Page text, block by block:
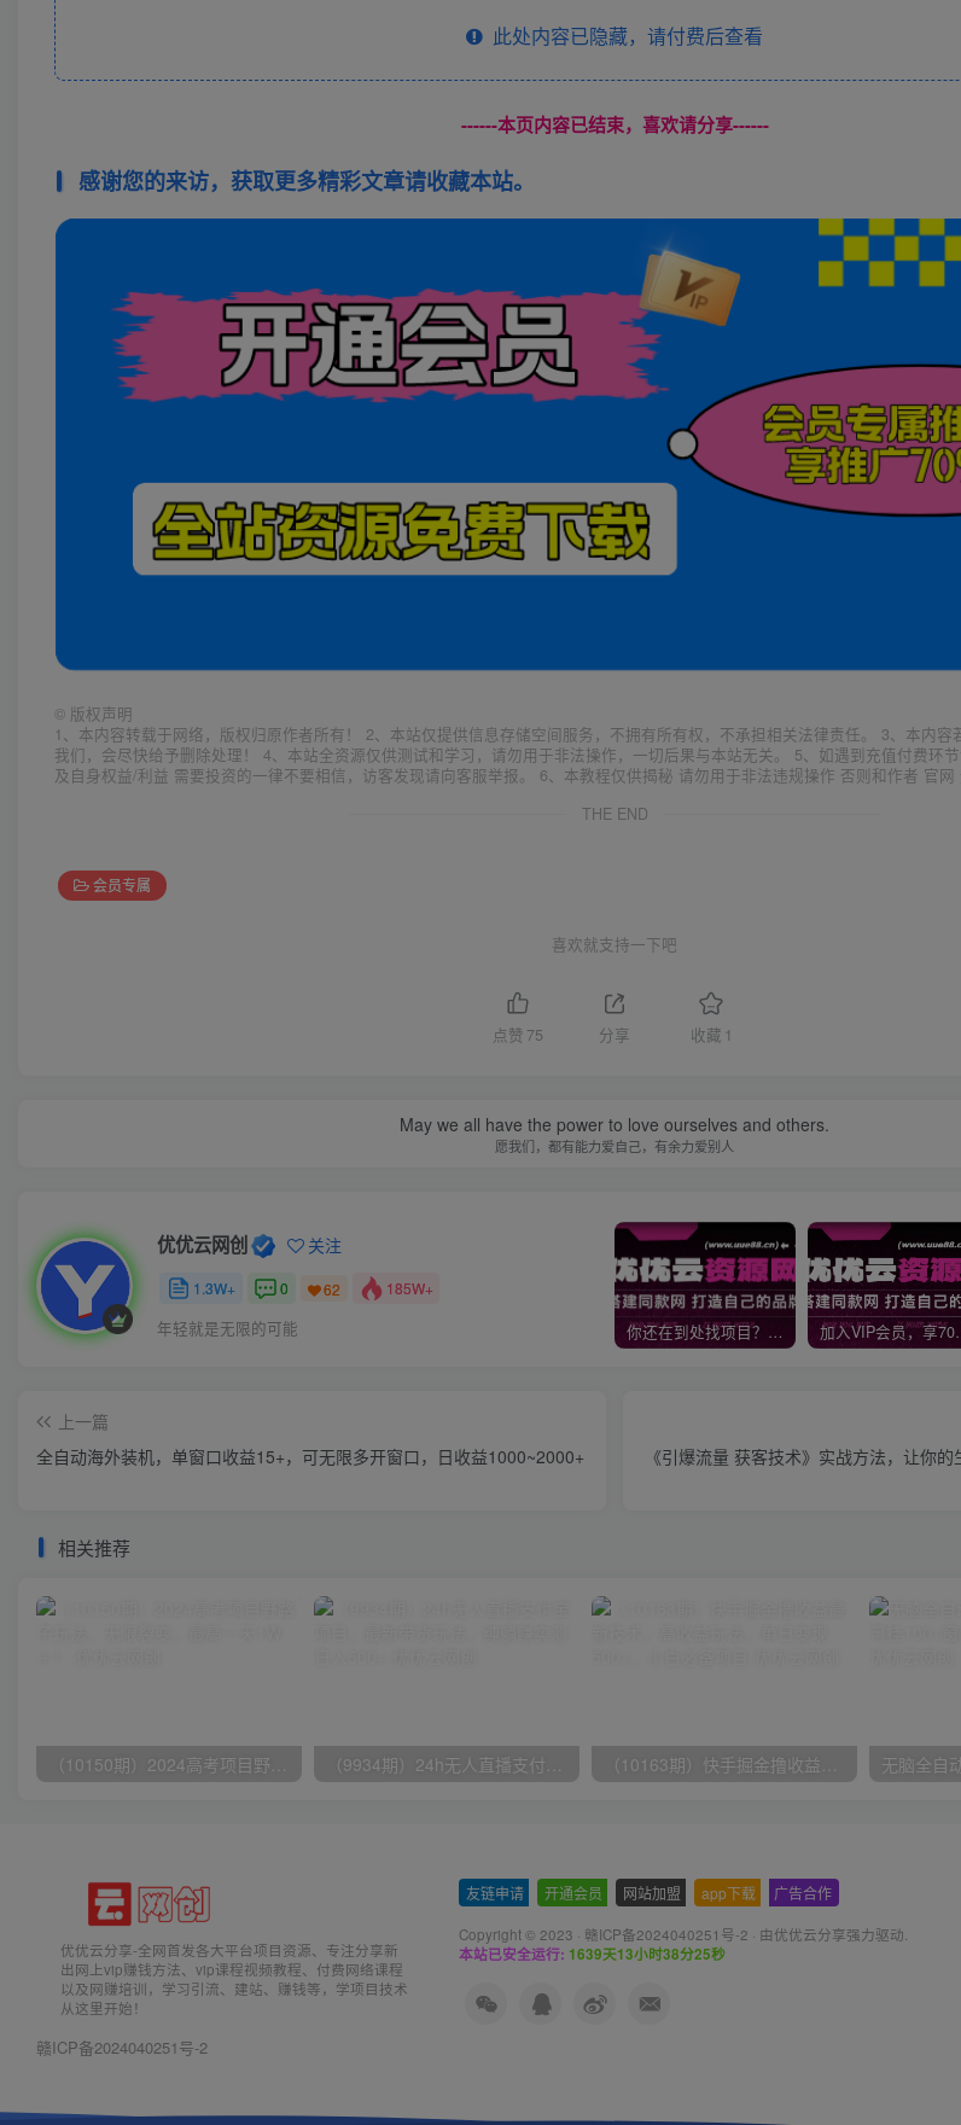
此处内容已隐藏，请付费后查看
------本页内容已结束，喜欢请分享------
感谢您的来访，获取更多精彩文章请收藏本站。
© 版权声明
1、本内容转载于网络，版权归原作者所有！ 2、本站仅提供信息存储空间服务，不拥有所有权，不承担相关法律责任。 3、本内容
我们，会尽快给予删除处理！ 4、本站全资源仅供测试和学习，请勿用于非法操作，一切后果与本站无关。 5、如遇到充值付费环
及自身权益/利益 需要投资的一律不要相信，访客发现请向客服举报。 6、本教程仅供揭秘 请勿用于非法违规操作 否则和作者 官网
THE END
会员专属
喜欢就支持一下吧
点赞 75 分享 收藏 1
May we all have the power to love ourselves and others.
愿我们，都有能力爱自己，有余力爱别人
优优云网创 关注
1.3W+ 0 62 185W+
年轻就是无限的可能 你还在到处找项目？还在当韭菜？我靠网创资源站一个月收入5万+，曾经我也是个失败者。 加入VIP会员，享
上一篇
全自动海外装机，单窗口收益15+，可无限多开窗口，日收益1000~2000+
《引爆流量 获客技术》实战方法，让你的
相关推荐
（10150期）2024高考项目野路子玩法，无限裂变，最高一天1W＋！ （9934期）24h无人直播支付宝项目，最新带货玩法，纯躺赚实测日入500+ （10163期）快手掘金撸收益最新技术，高收益玩法，单日变现500+，小白必备项目
优优云分享-全网首发各大平台项目资源、专注分享新
出网上vip赚钱方法、vip课程视频教程、付费网络课程
以及网赚培训，学习引流、建站、赚钱等，学项目技术
从这里开始！
友链申请 开通会员 网站加盟 app下载 广告合作
Copyright © 2023 · 赣ICP备2024040251号-2 · 由优优云分享强力驱动.
本站已安全运行: 1639天13小时38分26秒
赣ICP备2024040251号-2